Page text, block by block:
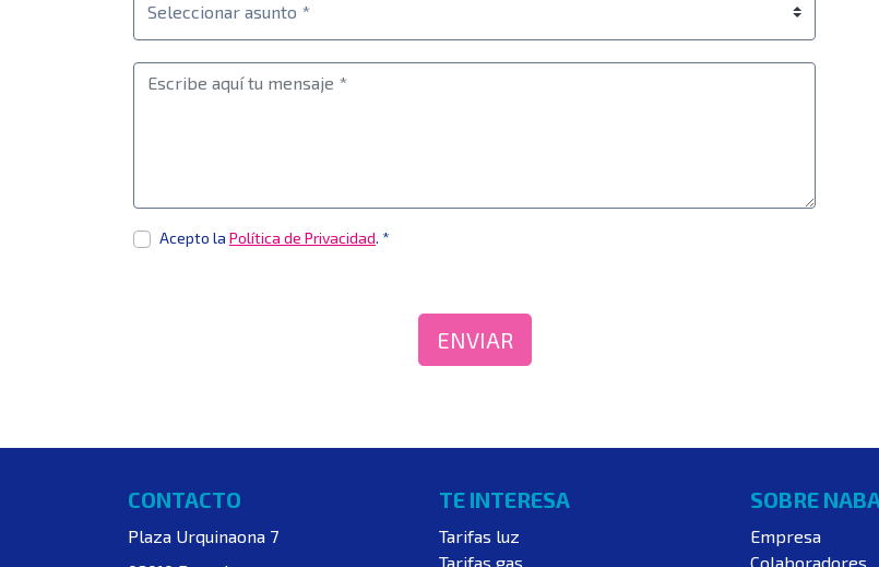
Acepto la Política de Privacidad. *
ENVIAR
CONTACTO
Plaza Urquinaona 7
TE INTERESA
Tarifas luz
Tarifas gas
SOBRE
Empresa
Colaboradores